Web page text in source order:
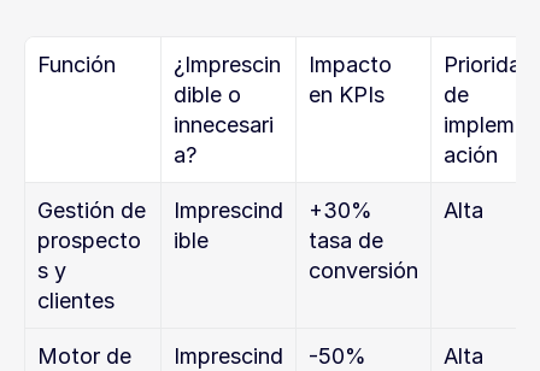
Función
¿Imprescin
dible o
innecesari
a?
Impacto
en KPIs
Prioridad
de
ación
Gestión de
prospecto
s y
clientes
Imprescind
ible
+30%
tasa de
conversión
Alta
Motor de
Imprescind
-50%
Alta